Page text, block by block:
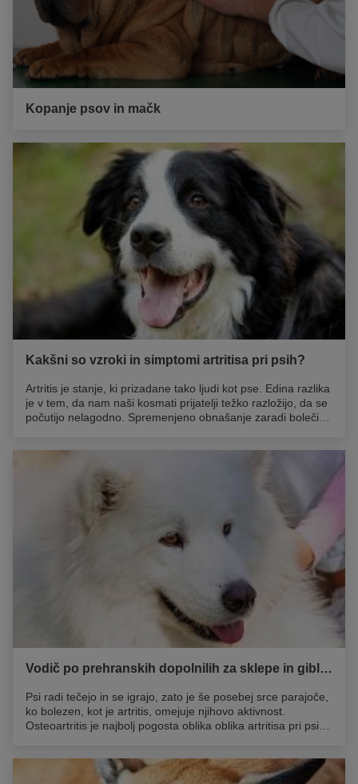
Kopanje psov in mačk
Kakšni so vzroki in simptomi artritisa pri psih?
Artritis je stanje, ki prizadane tako ljudi kot pse. Edina razlika
je v tem, da nam naši kosmati prijatelji težko razložijo, da se
počutijo nelagodno. Spremenjeno obnašanje zaradi bolečine
Vodič po prehranskih dopolnilih za sklepe in gibljivost za pse, pri katerih obstaja tveganje za pojav artrtitisa
Psi radi tečejo in se igrajo, zato je še posebej srce parajoče,
ko bolezen, kot je artritis, omejuje njihovo aktivnost.
Osteoartritis je najbolj pogosta oblika oblika artritisa pri psih.
da se osredotočite na izboljšanje njegove gibljivosti in